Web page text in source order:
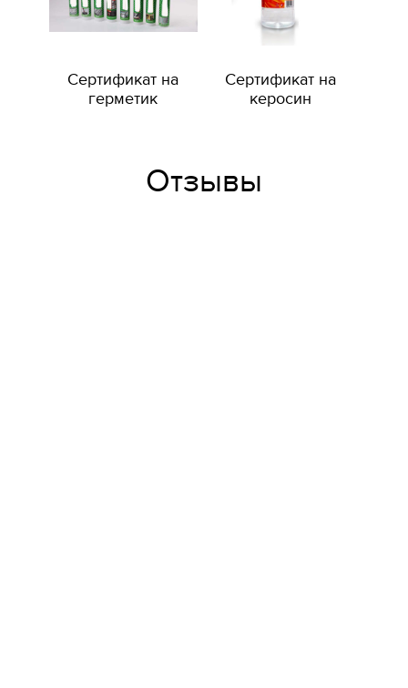
Сертификат на
герметик
Сертификат на
керосин
Отзывы